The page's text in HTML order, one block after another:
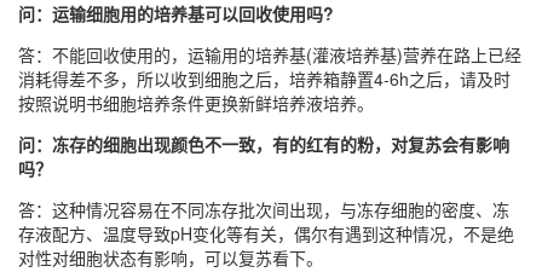
问：运输细胞用的培养基可以回收使用吗?
答：不能回收使用的，运输用的培养基(灌液培养基)营养在路上已经
消耗得差不多，所以收到细胞之后，培养箱静置4-6h之后，请及时
按照说明书细胞培养条件更换新鲜培养液培养。
问：冻存的细胞出现颜色不一致，有的红有的粉，对复苏会有影响
吗？
答：这种情况容易在不同冻存批次间出现，与冻存细胞的密度、冻
存液配方、温度导致pH变化等有关，偶尔有遇到这种情况，不是绝
对性对细胞状态有影响，可以复苏看下。